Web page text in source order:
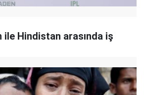
Hindistan arasında iş